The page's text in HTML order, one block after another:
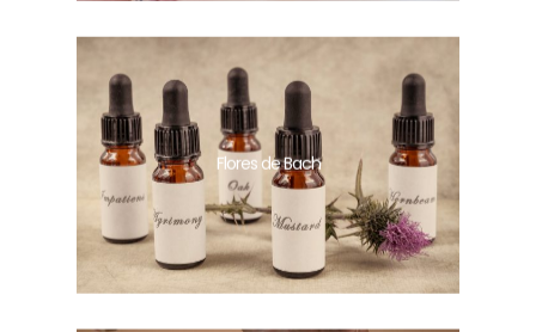
Flores de Bach